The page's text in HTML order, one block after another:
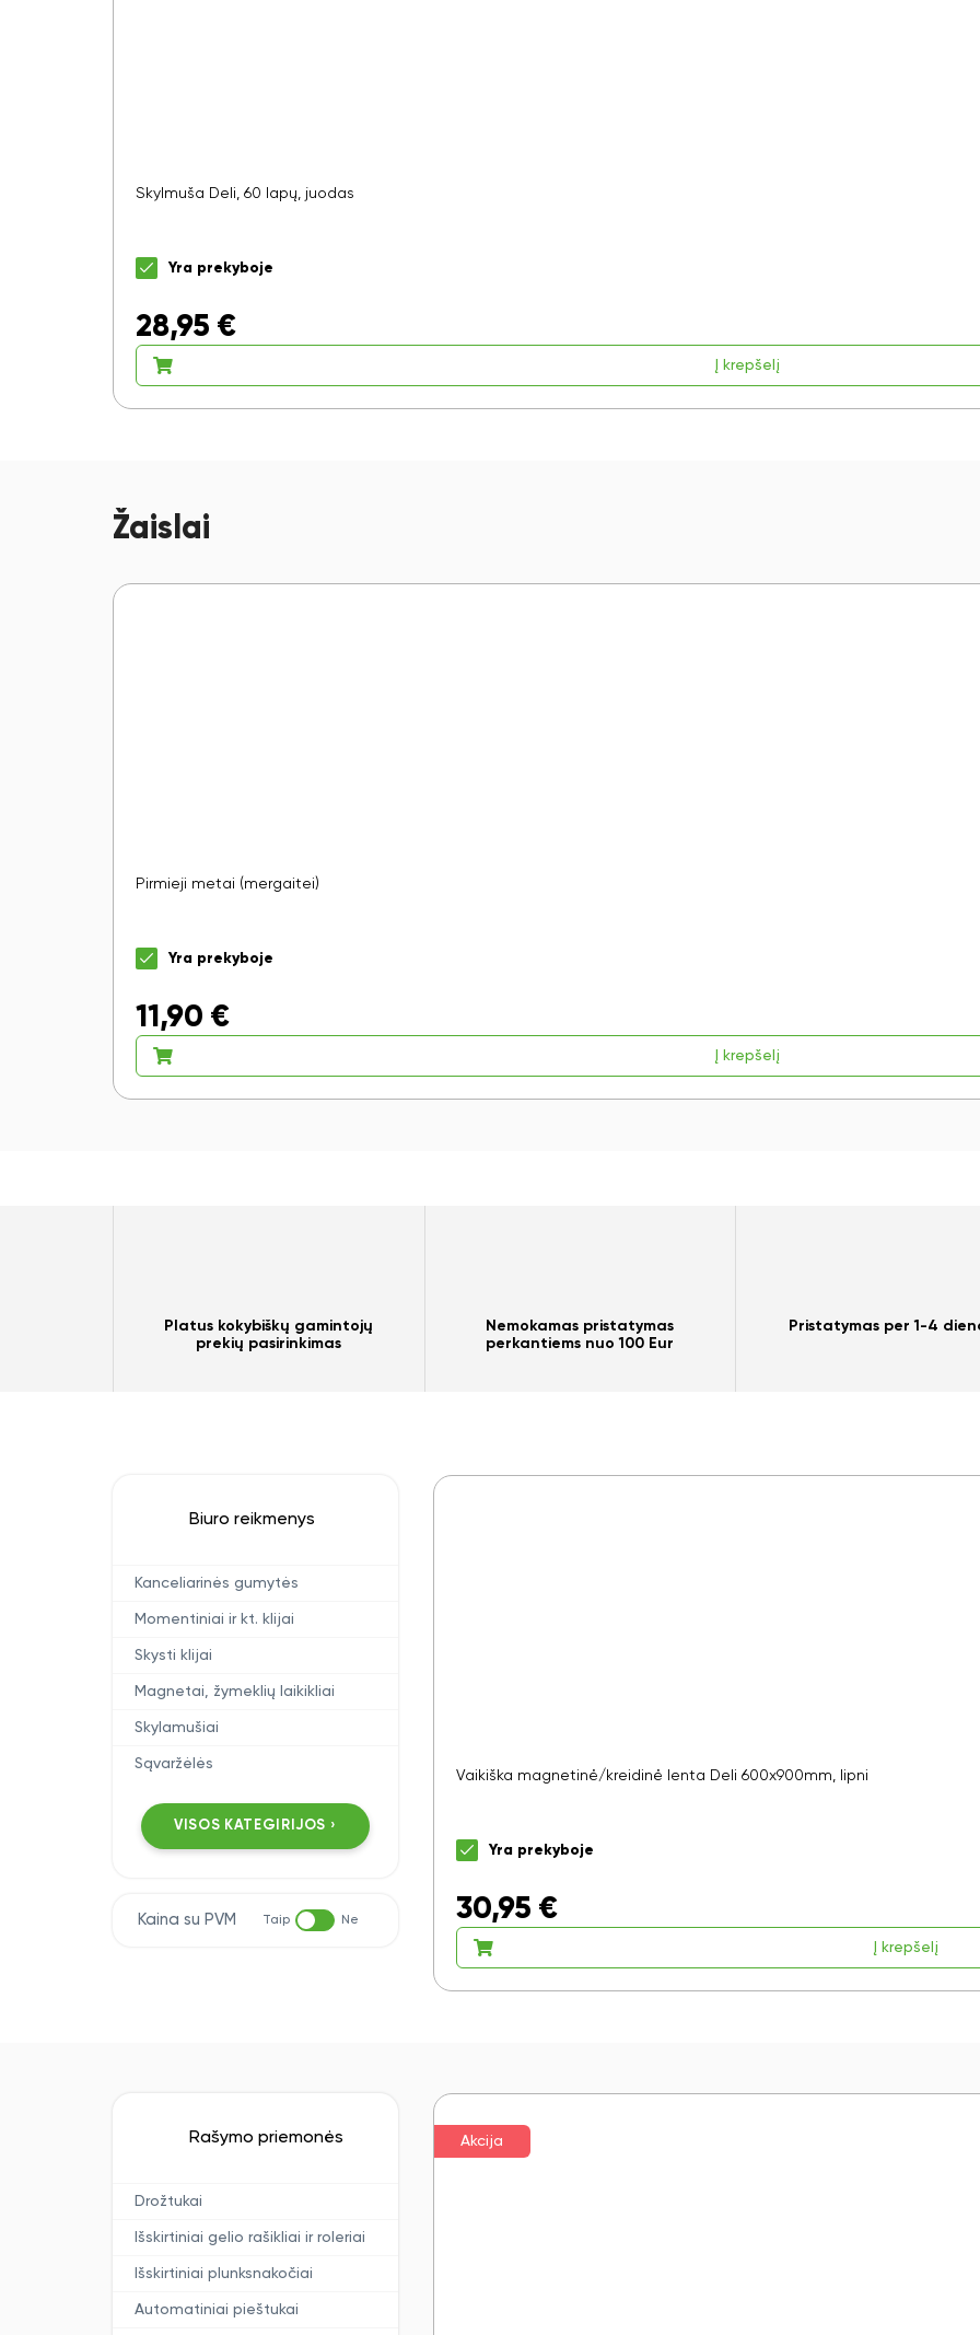
Skylmuša Deli, 60 lapų, juodas
Yra prekyboje
28,95 €
Į krepšelį
Žaislai
Pirmieji metai (mergaitei)
Yra prekyboje
11,90 €
Į krepšelį
Platus kokybiškų gamintojų
prekių pasirinkimas
Nemokamas pristatymas
perkantiems nuo 100 Eur
Pristatymas per 1-4
Biuro reikmenys
Kanceliarinės gumytės
Momentiniai ir kt. klijai
Skysti klijai
Magnetai, žymeklių laikikliai
Skylamušiai
Sąvaržėlės
VISOS KATEGIRIJOS ›
Kaina su PVM Taip Ne
Vaikiška magnetinė/kreidinė lenta Deli 600x900mm, lipni
Yra prekyboje
30,95 €
Į krepšelį
Rašymo priemonės
Drožtukai
Išskirtiniai gelio rašikliai ir roleriai
Išskirtiniai plunksnakočiai
Automatiniai pieštukai
Akcija